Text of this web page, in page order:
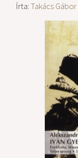
Írta:Takács Gábor